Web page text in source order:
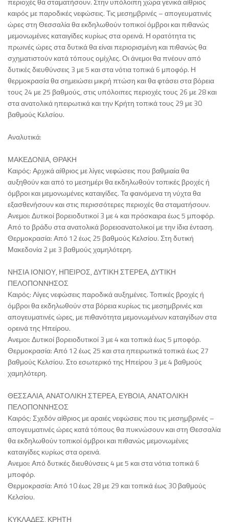
καιρός με παροδικές νεφώσεις. Τις μεσημβρινές – απογευματινές
ώρες στη Θεσσαλία θα εκδηλωθούν τοπικοί όμβροι και πιθανώς
μεμονωμένες καταιγίδες κυρίως στα ορεινά. Η ορατότητα τις
πρωινές ώρες στα δυτικά θα είναι περιορισμένη και πιθανώς θα
σχηματιστούν κατά τόπους ομίχλες. Οι άνεμοι θα πνέουν από
δυτικές διευθύνσεις 3 με 5 και στα νότια τοπικά 6 μποφόρ. Η
θερμοκρασία θα σημειώσει μικρή πτώση και θα φτάσει στα βόρεια
τους 24 με 25 βαθμούς, στις υπόλοιπες περιοχές τους 26 με 28 και
στα ανατολικά ηπειρωτικά και την Κρήτη τοπικά τους 29 με 30
βαθμούς Κελσίου.
Αναλυτικά:
ΜΑΚΕΔΟΝΙΑ, ΘΡΑΚΗ
Καιρός: Αρχικά αίθριος με λίγες νεφώσεις που βαθμιαία θα
αυξηθούν και από το μεσημέρι θα εκδηλωθούν τοπικές βροχές ή
όμβροι και μεμονωμένες καταιγίδες. Τα φαινόμενα τη νύχτα θα
εξασθενήσουν και στις περισσότερες περιοχές θα σταματήσουν.
Ανεμοι: Δυτικοί βορειοδυτικοί 3 με 4 και πρόσκαιρα έως 5 μποφόρ.
Από το βράδυ στα ανατολικά βορειοανατολικοί με την ίδια ένταση.
Θερμοκρασία: Από 12 έως 25 βαθμούς Κελσίου. Στη δυτική
Μακεδονία 2 με 3 βαθμούς χαμηλότερη.
ΝΗΣΙΑ ΙΟΝΙΟΥ, ΗΠΕΙΡΟΣ, ΔΥΤΙΚΗ ΣΤΕΡΕΑ, ΔΥΤΙΚΗ
ΠΕΛΟΠΟΝΝΗΣΟΣ
Καιρός: Λίγες νεφώσεις παροδικά αυξημένες. Τοπικές βροχές ή
όμβροι θα εκδηλωθούν στα βόρεια κυρίως τις μεσημβρινές και
απογευματινές ώρες, με πιθανότητα μεμονωμένων καταιγίδων στα
ορεινά της Ηπείρου.
Ανεμοι: Δυτικοί βορειοδυτικοί 3 με 4 και τοπικά έως 5 μποφόρ.
Θερμοκρασία: Από 12 έως 25 και στα ηπειρωτικά τοπικά έως 27
βαθμούς Κελσίου. Στο εσωτερικό της Ηπείρου 3 με 4 βαθμούς
χαμηλότερη.
ΘΕΣΣΑΛΙΑ, ΑΝΑΤΟΛΙΚΗ ΣΤΕΡΕΑ, ΕΥΒΟΙΑ, ΑΝΑΤΟΛΙΚΗ
ΠΕΛΟΠΟΝΝΗΣΟΣ
Καιρός: Σχεδόν αίθριος με αραιές νεφώσεις που τις μεσημβρινές –
απογευματινές ώρες κατά τόπους θα πυκνώσουν και στη Θεσσαλία
θα εκδηλωθούν τοπικοί όμβροι και πιθανώς μεμονωμένες
καταιγίδες κυρίως στα ορεινά.
Ανεμοι: Από δυτικές διευθύνσεις 4 με 5 και στα νότια τοπικά 6
μποφόρ.
Θερμοκρασία: Από 10 έως 28 με 29 και τοπικά έως 30 βαθμούς
Κελσίου.
ΚΥΚΛΑΔΕΣ, ΚΡΗΤΗ